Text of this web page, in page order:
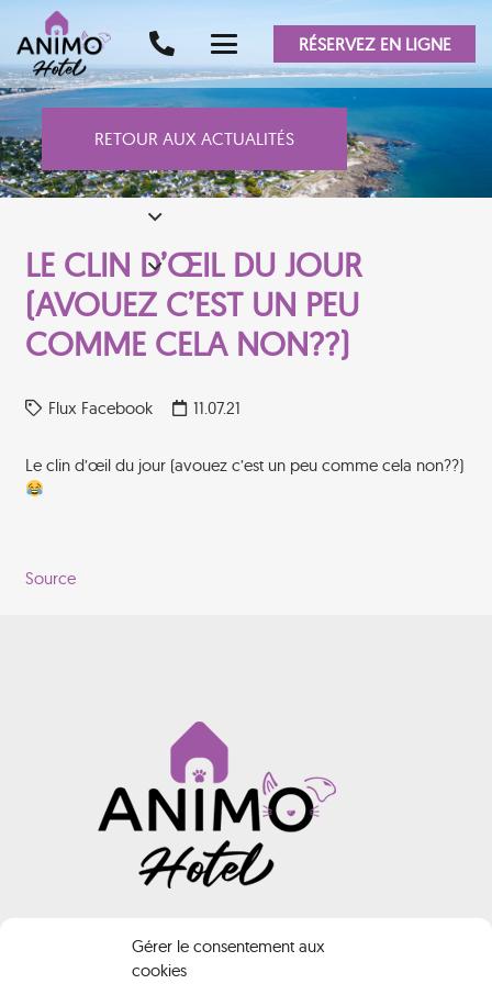
Gérer le consentement aux
cookies
RÉSERVEZ EN LIGNE
RETOUR AUX ACTUALITÉS
LE CLIN D’ŒIL DU JOUR
(AVOUEZ C’EST UN PEU
COMME CELA NON??)
Flux Facebook 11.07.21
Le clin d’œil du jour (avouez c’est un peu comme cela non??)
Source